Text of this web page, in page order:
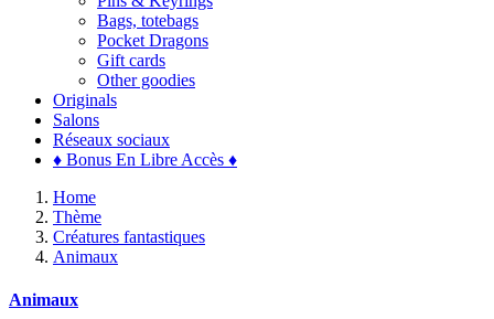
Bags, totebags
Pocket Dragons
Gift cards
Other goodies
Originals
Salons
Réseaux sociaux
♦ Bonus En Libre Accès ♦
Home
Thème
Créatures fantastiques
Animaux
Animaux